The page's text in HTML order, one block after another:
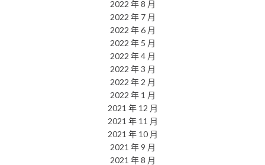
2022 年 8 月
2022 年 7 月
2022 年 6 月
2022 年 5 月
2022 年 4 月
2022 年 3 月
2022 年 2 月
2022 年 1 月
2021 年 12 月
2021 年 11 月
2021 年 10 月
2021 年 9 月
2021 年 8 月